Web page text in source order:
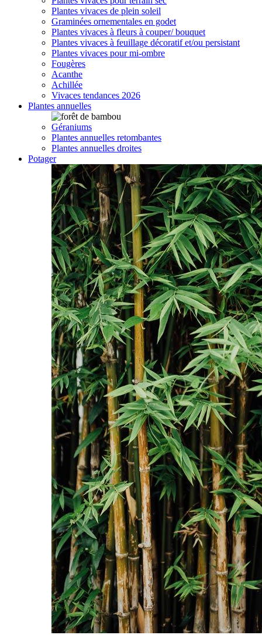
Plantes vivaces de plein soleil
Graminées ornementales en godet
Plantes vivaces à fleurs à couper/ bouquet
Plantes vivaces à feuillage décoratif et/ou persistant
Plantes vivaces pour mi-ombre
Fougères
Acanthe
Achillée
Vivaces tendances 2026
Plantes annuelles
Géraniums
Plantes annuelles retombantes
Plantes annuelles droites
Potager